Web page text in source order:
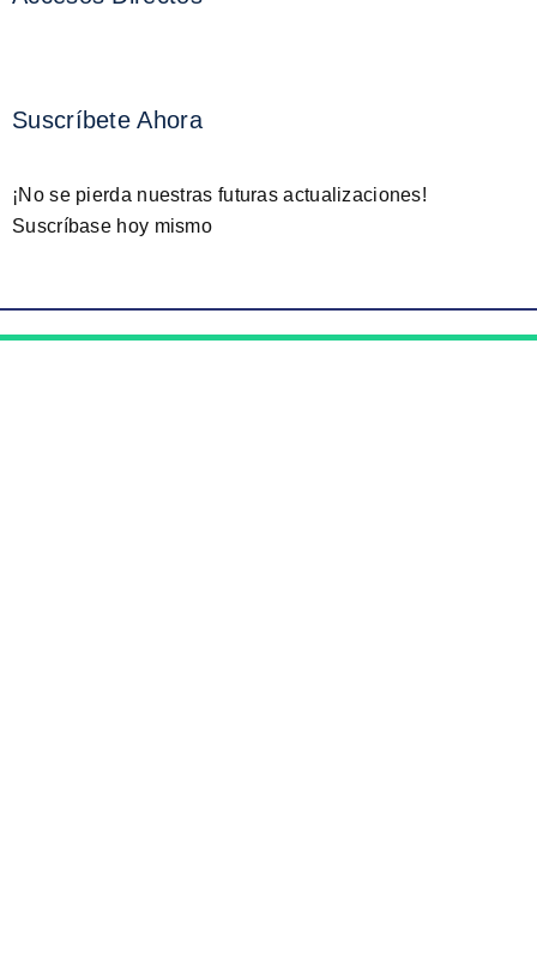
Suscríbete Ahora
¡No se pierda nuestras futuras actualizaciones!
Suscríbase hoy mismo